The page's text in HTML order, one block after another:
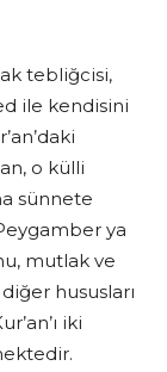
tebliğcisi,
ile kendisini
o külli
sünnete
ya
mutlak ve
hususları
iki